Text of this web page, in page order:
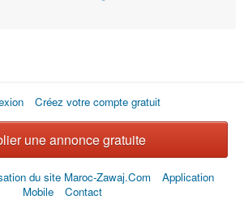
Créez votre compte gratuit
une annonce gratuite
du site Maroc-Zawaj.Com
Application
Mobile
Contact